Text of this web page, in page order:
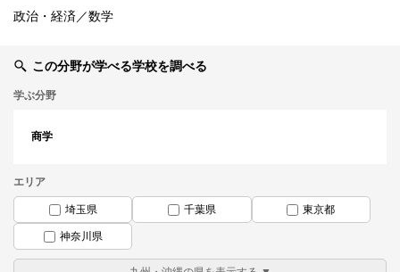
政治・経済／数学
この分野が学べる学校を調べる
学ぶ分野
商学
エリア
埼玉県 千葉県 東京都
神奈川県